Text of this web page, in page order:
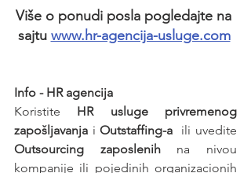
Više o ponudi posla pogledajte na
sajtu www.hr-agencija-usluge.com
Info - HR agencija
Koristite HR usluge privremenog
zapošljavanja i Outstaffing-a
Outsourcing zaposlenih na nivou
kompanije ili pojedinih organizacionih